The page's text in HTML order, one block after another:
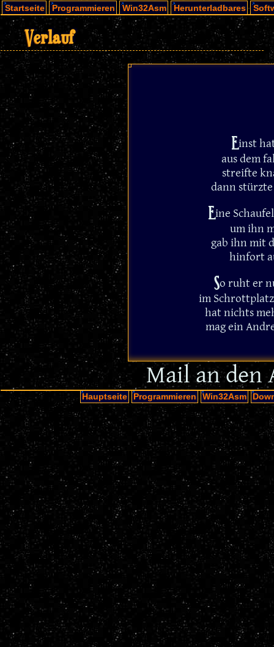
Startseite Programmieren Win32Asm Herunterladbares
Verlauf
Einst
aus dem
streifte
dann
Eine
um ihn
gab ihn mit
hinfort
So ruht er
im
hat nichts
mag ein
Mail an den
Hauptseite Programmieren Win32Asm